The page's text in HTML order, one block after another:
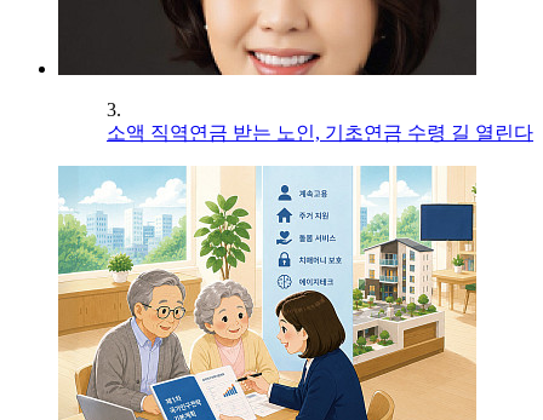
3.
소액 직역연금 받는 노인, 기초연금 수령 길 열린다